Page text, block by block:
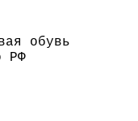
обувь
РФ